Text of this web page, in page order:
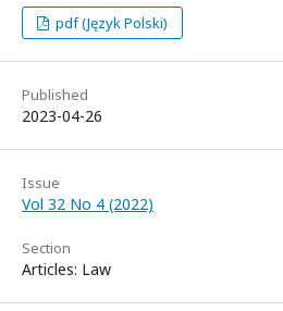
pdf (Język Polski)
Published
2023-04-26
Issue
Vol 32 No 4 (2022)
Section
Articles: Law